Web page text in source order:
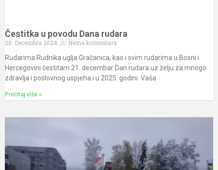
Čestitka u povodu Dana rudara
20. Decembra 2024.
Nema komentara
Rudarima Rudnika uglja Gračanica, kao i svim rudarima u Bosni i
Hercegovini čestitam 21. decembar Dan rudara uz želju za mnogo
zdravlja i poslovnog uspjeha i u 2025. godini. Vaša
Pročitaj više »